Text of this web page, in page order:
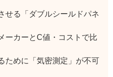
せる「ダブルシールドパネ
ーカーとC値・コストで比
ために「気密測定」が不可